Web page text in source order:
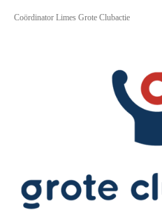
Coördinator Limes Grote Clubactie